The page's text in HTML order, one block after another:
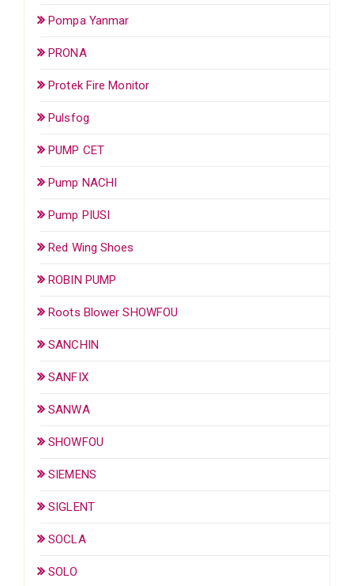
Pompa Yanmar
PRONA
Protek Fire Monitor
Pulsfog
PUMP CET
Pump NACHI
Pump PIUSI
Red Wing Shoes
ROBIN PUMP
Roots Blower SHOWFOU
SANCHIN
SANFIX
SANWA
SHOWFOU
SIEMENS
SIGLENT
SOCLA
SOLO